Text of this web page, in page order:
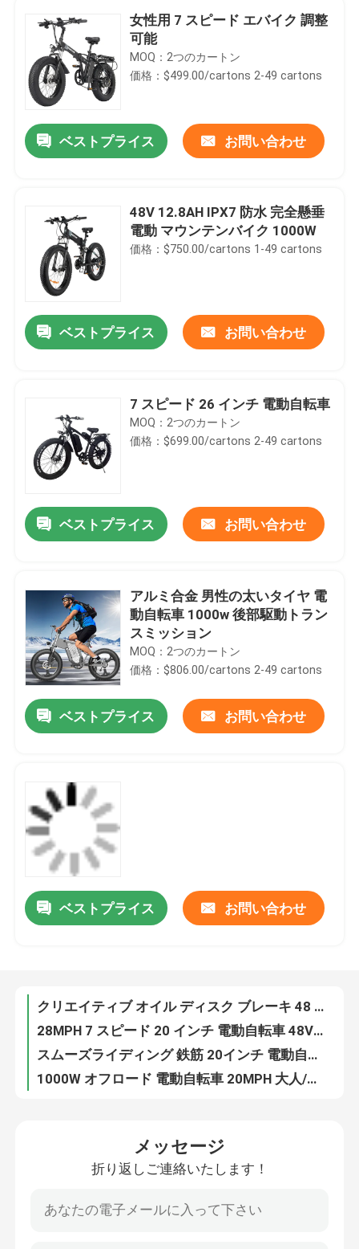
プロダクト
品質管理
引用を要求しなさい
リッドスター電動自転車
女性用 7 スピード エバイク 調整
可能
MOQ：2つのカートン
価格：$499.00/cartons 2-49 cartons
ベストプライス お問い合わせ
48V 12.8AH IPX7 防水 完全懸垂
電動 マウンテンバイク 1000W
価格：$750.00/cartons 1-49 cartons
ベストプライス お問い合わせ
7 スピード 26 インチ 電動自転車
MOQ：2つのカートン
価格：$699.00/cartons 2-49 cartons
ベストプライス お問い合わせ
アルミ合金 男性の太いタイヤ 電
動自転車 1000w 後部駆動トラン
スミッション
MOQ：2つのカートン
価格：$806.00/cartons 2-49 cartons
ベストプライス お問い合わせ
ベストプライス お問い合わせ
クリエイティブ オイル ディスク ブレーキ 48 ボルト 20ah オフロード 脂肪タイヤ エバイク 双バッテリー エバイク
20インチ 男性用太いタイヤ 電動自転車 大人用 7速ギア 40-100km
取れるバッテリーオフロード 脂肪タイヤ 電動自転車 40マイル 鉄筋
長耐久性 脂肪タイヤ 20 インチ 電動自転車 48V 1000W 雪電動自転車
20インチ×4.0 脂肪タイヤ 1000W 電動自転車 48V 20AH スチールフレーム 電動自転車
メッセージ
折り返しご連絡いたします！